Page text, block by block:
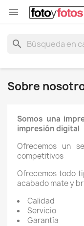

search
Sobre
Somos una
impresión digital
Ofrecemos un
competitivos
Ofrecemos todo
acabado mate y
Calidad
Servicio
Garantía